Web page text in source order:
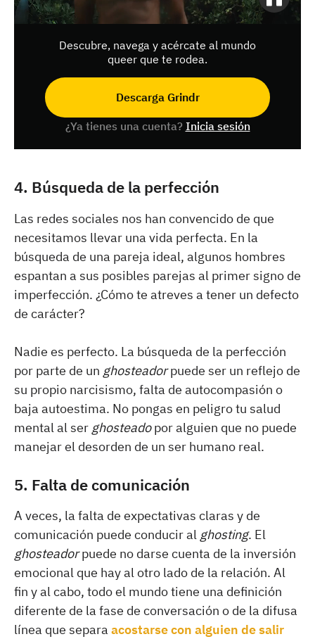
Descubre, navega y acércate al mundo
queer que te rodea.
Descarga Grindr
¿Ya tienes una cuenta? Inicia sesión
4. Búsqueda de la perfección
Las redes sociales nos han convencido de que
necesitamos llevar una vida perfecta. En la
búsqueda de una pareja ideal, algunos hombres
espantan a sus posibles parejas al primer signo de
imperfección. ¿Cómo te atreves a tener un defecto
de carácter?
Nadie es perfecto. La búsqueda de la perfección
por parte de un ghosteadorpuede ser un reflejo de
su propio narcisismo, falta de autocompasión o
baja autoestima. No pongas en peligro tu salud
mental al ser ghosteadopor alguien que no puede
manejar el desorden de un ser humano real.
5. Falta de comunicación
A veces, la falta de expectativas claras y de
comunicación puede conducir al ghosting. El
ghosteadorpuede no darse cuenta de la inversión
emocional que hay al otro lado de la relación. Al
fin y al cabo, todo el mundo tiene una definición
diferente de la fase de conversación o de la difusa
línea que separa acostarse con alguien de salir